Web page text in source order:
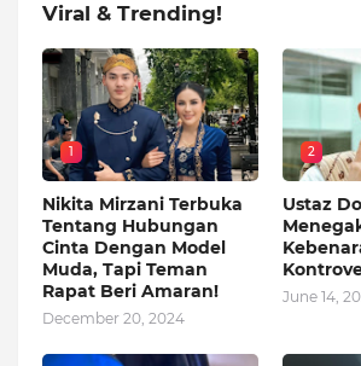
Viral & Trending!
1
Nikita Mirzani Terbuka
Tentang Hubungan
Cinta Dengan Model
Muda, Tapi Teman
Rapat Beri Amaran!
December 20, 2024
2
Ustaz
June 14,